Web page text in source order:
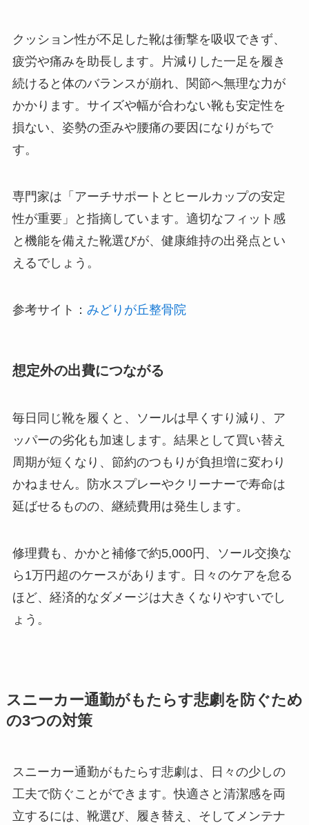
クッション性が不足した靴は衝撃を吸収できず、
疲労や痛みを助長します。片減りした一足を履き
続けると体のバランスが崩れ、関節へ無理な力が
かかります。サイズや幅が合わない靴も安定性を
損ない、姿勢の歪みや腰痛の要因になりがちで
す。
専門家は「アーチサポートとヒールカップの安定
性が重要」と指摘しています。適切なフィット感
と機能を備えた靴選びが、健康維持の出発点とい
えるでしょう。
参考サイト： みどりが丘整骨院
想定外の出費につながる
毎日同じ靴を履くと、ソールは早くすり減り、ア
ッパーの劣化も加速します。結果として買い替え
周期が短くなり、節約のつもりが負担増に変わり
かねません。防水スプレーやクリーナーで寿命は
延ばせるものの、継続費用は発生します。
修理費も、かかと補修で約5,000円、ソール交換な
ら1万円超のケースがあります。日々のケアを怠る
ほど、経済的なダメージは大きくなりやすいでし
ょう。
スニーカー通勤がもたらす悲劇を防ぐため
の3つの対策
スニーカー通勤がもたらす悲劇は、日々の少しの
工夫で防ぐことができます。快適さと清潔感を両
立するには、靴選び、履き替え、そしてメンテナ